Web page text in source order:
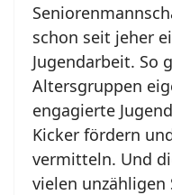
schon seit jeher
Jugendarbeit. So
Altersgruppen
engagierte
Kicker fördern
vermitteln. Und
vielen unzähligen